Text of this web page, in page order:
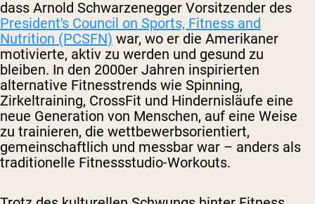
dass Arnold Schwarzenegger Vorsitzender des
President's Council on Sports, Fitness and
Nutrition (PCSFN) war, wo er die Amerikaner
motivierte, aktiv zu werden und gesund zu
bleiben. In den 2000er Jahren inspirierten
alternative Fitnesstrends wie Spinning,
Zirkeltraining, CrossFit und Hindernisläufe eine
neue Generation von Menschen, auf eine Weise
zu trainieren, die wettbewerbsorientiert,
gemeinschaftlich und messbar war – anders als
traditionelle Fitnessstudio-Workouts.